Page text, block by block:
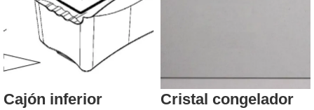
Cajón inferior
Cristal congelador